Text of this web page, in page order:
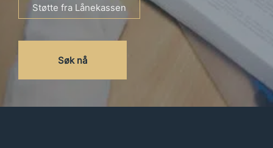
Støtte fra Lånekassen
Søk nå